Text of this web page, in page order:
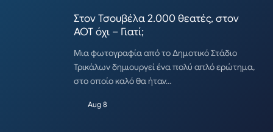
Στον Τσουβέλα 2.000 θεατές, στον
ΑΟΤ όχι – Γιατί;
Μια φωτογραφία από το Δημοτικό Στάδιο
Τρικάλων δημιουργεί ένα πολύ απλό ερώτημα,
στο οποίο καλό θα ήταν…
Aug 8